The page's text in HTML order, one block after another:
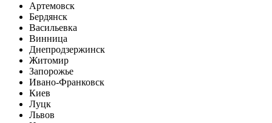
Артемовск
Бердянск
Васильевка
Винница
Днепродзержинск
Житомир
Запорожье
Ивано-Франковск
Киев
Луцк
Львов